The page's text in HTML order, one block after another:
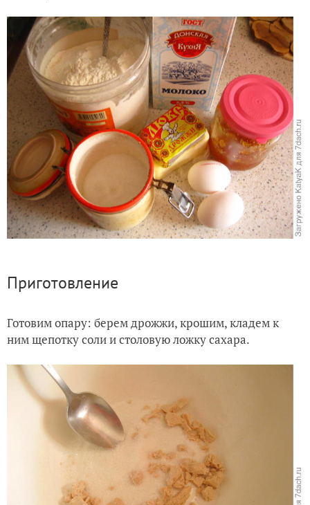
Приготовление
Готовим опару: берем дрожжи, крошим, кладем к
ним щепотку соли и столовую ложку сахара.